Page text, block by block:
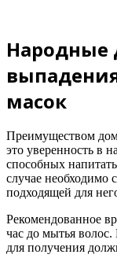
Народные
масок
Преимуществом
это уверенность в
способных
случае необходимо
подходящей для
Рекомендованное
час до мытья волос.
для получения